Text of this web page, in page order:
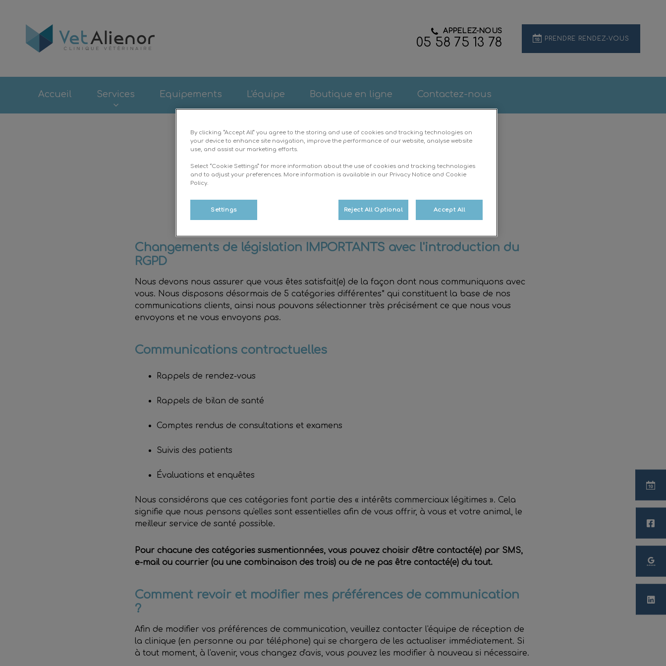
APPELEZ-NOUS
05 58 75 13 78 PRENDRE RENDEZ-VOUS
Accueil Services Equipements L'équipe Boutique en ligne Contactez-nous
RGPD
Changements de législation IMPORTANTS avec l'introduction du
RGPD
Nous devons nous assurer que vous êtes satisfait(e) de la façon dont nous communiquons avec
vous. Nous disposons désormais de 5 catégories différentes* qui constituent la base de nos
communications clients, ainsi nous pouvons sélectionner très précisément ce que nous vous
envoyons et ne vous envoyons pas.
Communications contractuelles
Rappels de rendez-vous
Rappels de bilan de santé
Comptes rendus de consultations et examens
Suivis des patients
Évaluations et enquêtes
Nous considérons que ces catégories font partie des « intérêts commerciaux légitimes ». Cela
signifie que nous pensons qu'elles sont essentielles afin de vous offrir, à vous et votre animal, le
meilleur service de santé possible.
Pour chacune des catégories susmentionnées, vous pouvez choisir d'être contacté(e) par SMS,
e-mail ou courrier (ou une combinaison des trois) ou de ne pas être contacté(e) du tout.
Comment revoir et modifier mes préférences de communication
?
Afin de modifier vos préférences de communication, veuillez contacter l'équipe de réception de
la clinique (en personne ou par téléphone) qui se chargera de les actualiser immédiatement. Si
à tout moment, à l'avenir, vous changez d'avis, vous pouvez les modifier à nouveau si nécessaire.
By clicking “Accept All” you agree to the storing and use of cookies and tracking technologies on
your device to enhance site navigation, improve the performance of our website, analyse website
use, and assist our marketing efforts.
Select “Cookie Settings” for more information about the use of cookies and tracking technologies
and to adjust your preferences. More information is available in our Privacy Notice and Cookie
Policy.
Settings Reject All Optional Accept All